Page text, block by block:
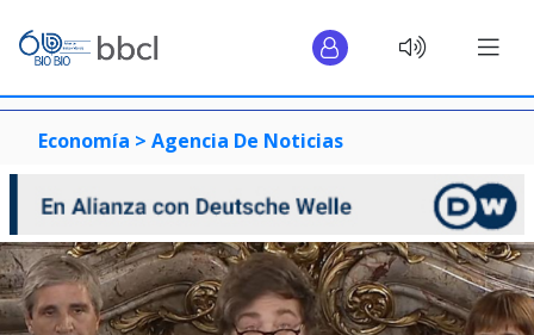
Economía > Agencia De Noticias